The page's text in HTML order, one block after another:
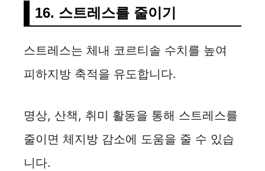
16. 스트레스를 줄이기
스트레스는 체내 코르티솔 수치를 높여
피하지방 축적을 유도합니다.
명상, 산책, 취미 활동을 통해 스트레스를
줄이면 체지방 감소에 도움을 줄 수 있습
니다.